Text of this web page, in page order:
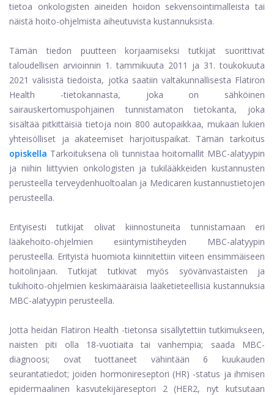
tietoa onkologisten aineiden hoidon sekvensointimalleista tai
näistä hoito-ohjelmista aiheutuvista kustannuksista.
Tämän tiedon puutteen korjaamiseksi tutkijat suorittivat
taloudellisen arvioinnin 1. tammikuuta 2011 ja 31. toukokuuta
2021 välisistä tiedoista, jotka saatiin valtakunnallisesta Flatiron
Health -tietokannasta, joka on sähköinen
sairauskertomuspohjainen tunnistamaton tietokanta, joka
sisältää pitkittäisiä tietoja noin 800 autopaikkaa, mukaan lukien
yhteisölliset ja akateemiset harjoituspaikat. Tämän tarkoitus
opiskella Tarkoituksena oli tunnistaa hoitomallit MBC-alatyypin
ja niihin liittyvien onkologisten ja tukilääkkeiden kustannusten
perusteella terveydenhuoltoalan ja Medicaren kustannustietojen
perusteella.
Erityisesti tutkijat olivat kiinnostuneita tunnistamaan eri
lääkehoito-ohjelmien esiintymistiheyden MBC-alatyypin
perusteella. Erityistä huomiota kiinnitettiin viiteen ensimmäiseen
hoitolinjaan. Tutkijat tutkivat myös syövänvastaisten ja
tukihoito-ohjelmien keskimääräisiä lääketieteellisiä kustannuksia
MBC-alatyypin perusteella.
Jotta heidän Flatiron Health -tietonsa sisällytettiin tutkimukseen,
naisten piti olla 18-vuotiaita tai vanhempia; saada MBC-
diagnoosi; ovat tuottaneet vähintään 6 kuukauden
seurantatiedot; joiden hormonireseptori (HR) -status ja ihmisen
epidermaalinen kasvutekijäreseptori 2 (HER2, nyt kutsutaan